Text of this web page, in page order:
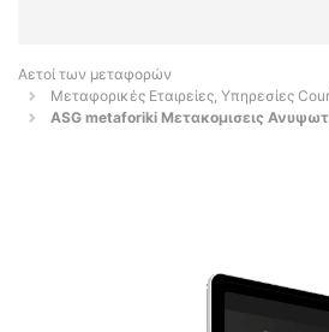
Αετοί των μεταφορών
Μεταφορικές Εταιρείες, Υπηρεσίες
ASG metaforiki Μετακομισεις